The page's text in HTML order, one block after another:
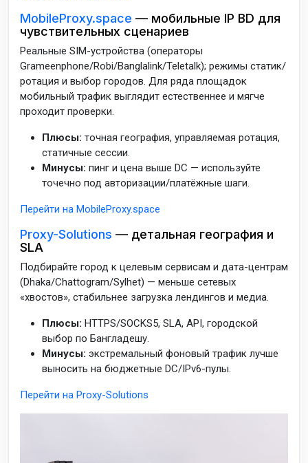
MobileProxy.space — мобильные IP BD для
чувствительных сценариев
Реальные SIM-устройства (операторы
Grameenphone/Robi/Banglalink/Teletalk); режимы статик/
ротация и выбор городов. Для ряда площадок
мобильный трафик выглядит естественнее и мягче
проходит проверки.
Плюсы: точная география, управляемая ротация,
статичные сессии.
Минусы: пинг и цена выше DC — используйте
точечно под авторизации/платёжные шаги.
Перейти на MobileProxy.space
Proxy-Solutions — детальная география и
SLA
Подбирайте город к целевым сервисам и дата-центрам
(Dhaka/Chattogram/Sylhet) — меньше сетевых
«хвостов», стабильнее загрузка лендингов и медиа.
Плюсы: HTTPS/SOCKS5, SLA, API, городской
выбор по Бангладешу.
Минусы: экстремальный фоновый трафик лучше
выносить на бюджетные DC/IPv6-пулы.
Перейти на Proxy-Solutions